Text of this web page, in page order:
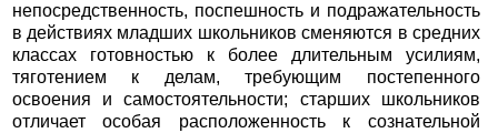
непосредственность, поспешность и подражательность
в действиях младших школьников сменяются в средних
классах готовностью к более длительным усилиям,
тяготением к делам, требующим постепенного
освоения и самостоятельности; старших школьников
отличает особая расположенность к сознательной